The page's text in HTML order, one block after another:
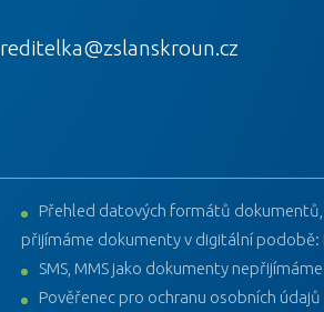
reditelka@zslanskroun.cz
Přehled datových formátů dokumentů,
přijímáme dokumenty v digitální podobě:
SMS, MMS jako dokumenty
Pověřenec pro ochranu osobních údajů